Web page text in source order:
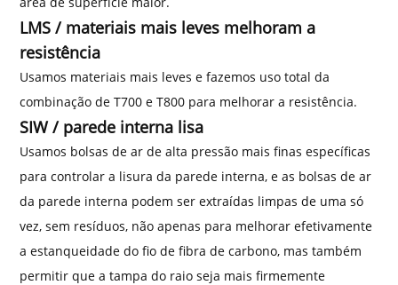
LMS / materiais mais leves melhoram a
resistência
Usamos materiais mais leves e fazemos uso total da
combinação de T700 e T800 para melhorar a resistência.
SIW / parede interna lisa
Usamos bolsas de ar de alta pressão mais finas específicas
para controlar a lisura da parede interna, e as bolsas de ar
da parede interna podem ser extraídas limpas de uma só
vez, sem resíduos, não apenas para melhorar efetivamente
a estanqueidade do fio de fibra de carbono, mas também
permitir que a tampa do raio seja mais firmemente